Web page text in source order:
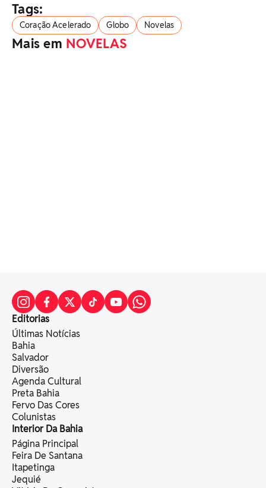
Tags:
Coração Acelerado Globo Novelas
Mais em NOVELAS
Editorias
Últimas Notícias
Bahia
Salvador
Diversão
Agenda Cultural
Preta Bahia
Fervo Das Cores
Colunistas
Interior Da Bahia
Página Principal
Feira De Santana
Itapetinga
Jequié